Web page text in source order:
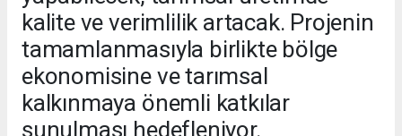
kalite ve verimlilik artacak. Projenin
tamamlanmasıyla birlikte bölge
ekonomisine ve tarımsal
kalkınmaya önemli katkılar
sunulması hedefleniyor.